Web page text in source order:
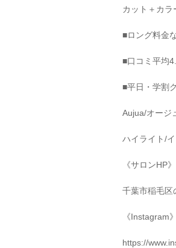
カット＋カラ
■ロング料金
■口コミ平均
■平日・学割
Aujua/オージ
ハイライト/
《サロンHP》
千葉市稲毛区
《Instagram》
https://